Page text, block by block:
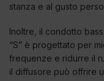
stanza e al gusto
Inoltre, il condotto
“S” è progettato per
frequenze e ridurre il
il diffusore può offrire